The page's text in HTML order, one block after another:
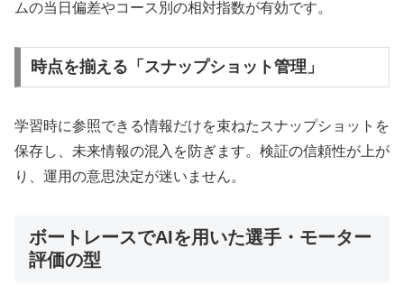
ムの当日偏差やコース別の相対指数が有効です。
時点を揃える「スナップショット管理」
学習時に参照できる情報だけを束ねたスナップショットを
保存し、未来情報の混入を防ぎます。検証の信頼性が上が
り、運用の意思決定が迷いません。
ボートレースでAIを用いた選手・モーター
評価の型